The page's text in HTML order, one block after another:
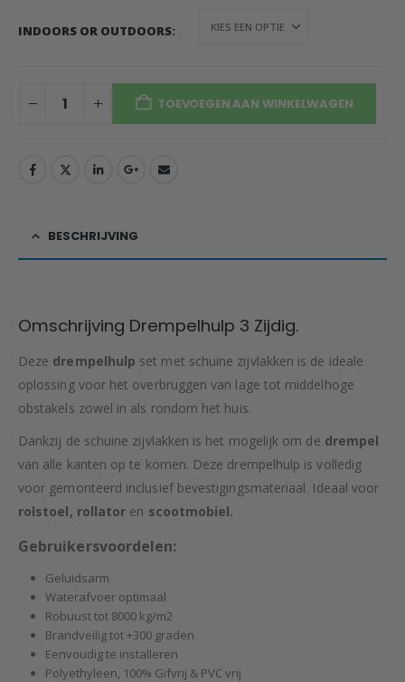
INDOORS OR OUTDOORS
TOEVOEGEN AAN WINKELWAGEN
BESCHRIJVING
Omschrijving Drempelhulp 3 Zijdig.
Deze drempelhulp set met schuine zijvlakken is de ideale
oplossing voor het overbruggen van lage tot middelhoge
obstakels zowel in als rondom het huis.
Dankzij de schuine zijvlakken is het mogelijk om de drempel
van alle kanten op te komen. Deze drempelhulp is volledig
voor gemonteerd inclusief bevestigingsmateriaal. Ideaal voor
rolstoel, rollator en scootmobiel.
Gebruikersvoordelen:
Geluidsarm
Waterafvoer optimaal
Robuust tot 8000 kg/m2
Brandveilig tot +300 graden
Eenvoudig te installeren
Polyethyleen, 100% Gifvrij & PVC vrij